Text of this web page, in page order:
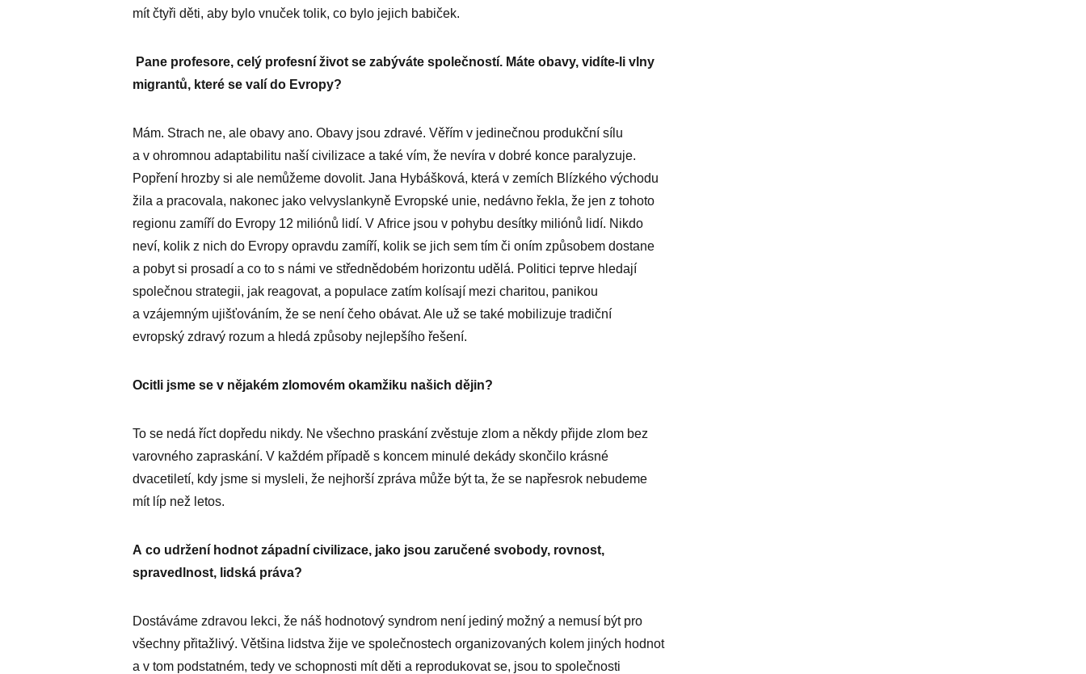
mít čtyři děti, aby bylo vnuček tolik, co bylo jejich babiček.
Pane profesore, celý profesní život se zabýváte společností. Máte obavy, vidíte-li vlny
migrantů, které se valí do Evropy?
Mám. Strach ne, ale obavy ano. Obavy jsou zdravé. Věřím v jedinečnou produkční sílu
a v ohromnou adaptabilitu naší civilizace a také vím, že nevíra v dobré konce paralyzuje.
Popření hrozby si ale nemůžeme dovolit. Jana Hybášková, která v zemích Blízkého východu
žila a pracovala, nakonec jako velvyslankyně Evropské unie, nedávno řekla, že jen z tohoto
re­gionu zamíří do Evropy 12 miliónů lidí. V Africe jsou v pohybu desítky miliónů lidí. Nikdo
neví, kolik z nich do Evropy opravdu zamíří, kolik se jich sem tím či oním způsobem dostane
a pobyt si prosadí a co to s námi ve střednědobém horizontu udělá. Politici teprve hledají
společnou strategii, jak reagovat, a populace zatím kolísají mezi charitou, panikou
a vzájemným ujišťováním, že se není čeho obávat. Ale už se také mobilizuje tradiční
evropský zdravý rozum a hledá způsoby nejlepšího řešení.
Ocitli jsme se v nějakém zlomovém okamžiku našich dějin?
To se nedá říct dopředu nikdy. Ne všechno praskání zvěstuje zlom a někdy přijde zlom bez
varovného zapraskání. V každém případě s koncem minulé dekády skončilo krásné
dvacetiletí, kdy jsme si mysleli, že nejhorší zpráva může být ta, že se napřesrok nebudeme
mít líp než letos.
A co udržení hodnot západní civilizace, jako jsou zaručené svobody, rovnost,
spravedlnost, lidská práva?
Dostáváme zdravou lekci, že náš hodnotový syndrom není jediný možný a nemusí být pro
všechny přitažlivý. Většina lidstva žije ve společnostech organizovaných kolem jiných hodnot
a v tom podstatném, tedy ve schopnosti mít děti a reprodukovat se, jsou to společnosti